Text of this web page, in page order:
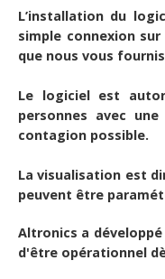
L’installation du
simple connexion
que nous vous
Le logiciel est
personnes avec
contagion possible.
La visualisation est
peuvent être
Altronics a
d'être opérationnel